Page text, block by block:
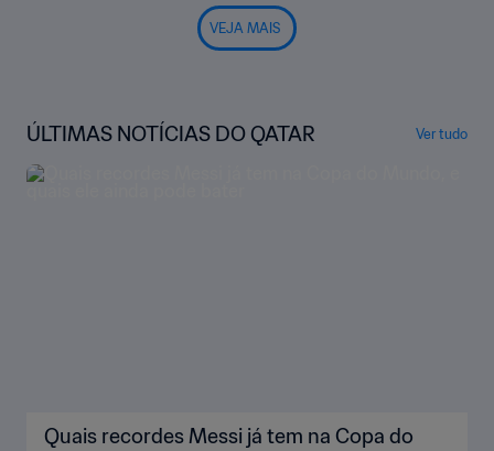
VEJA MAIS
ÚLTIMAS NOTÍCIAS DO QATAR Ver tudo
Quais recordes Messi já tem na Copa do